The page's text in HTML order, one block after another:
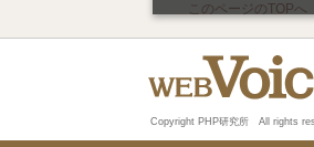
このページのTOPへ
Copyright PHP研究所 All rights